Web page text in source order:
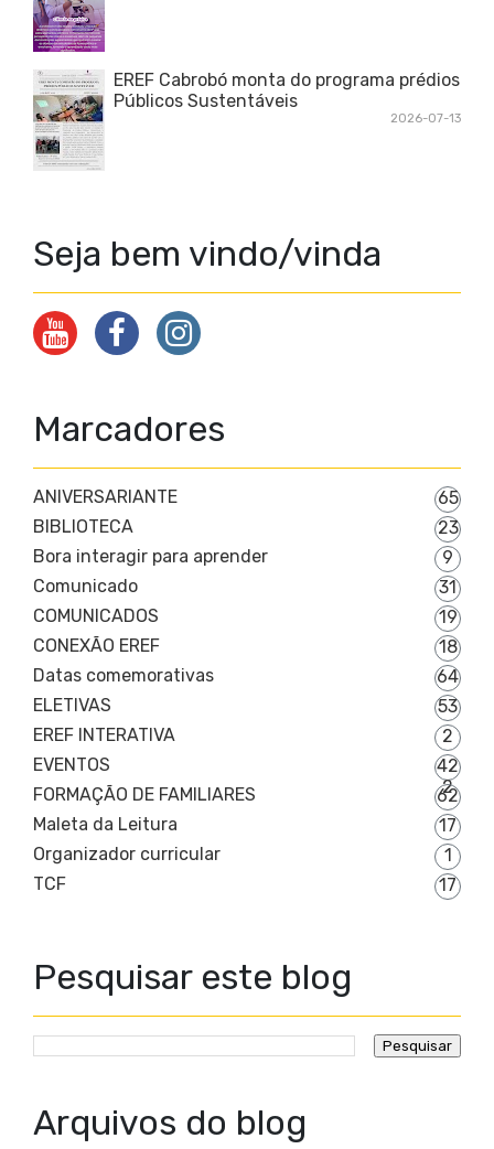
EREF Cabrobó monta do programa prédios
Públicos Sustentáveis
2026-07-13
Seja bem vindo/vinda
Marcadores
ANIVERSARIANTE
65
BIBLIOTECA
23
Bora interagir para aprender
9
Comunicado
31
COMUNICADOS
19
CONEXÃO EREF
18
Datas comemorativas
64
ELETIVAS
53
EREF INTERATIVA
2
EVENTOS
42
2
FORMAÇÃO DE FAMILIARES
62
Maleta da Leitura
17
Organizador curricular
1
TCF
17
Pesquisar este blog
Arquivos do blog